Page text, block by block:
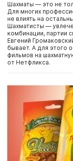
Шахматы — это не
Для многих
не влиять на
Шахматисты —
комбинации, партии
Евгений
бывает. А для этого
фильмов на
от Нетфликса.